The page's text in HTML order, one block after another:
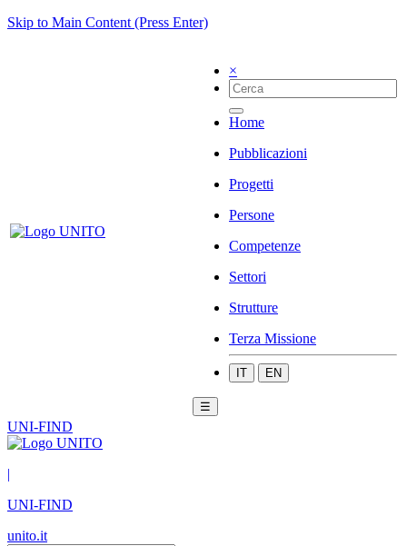
Skip to Main Content (Press Enter)
×
Home
Pubblicazioni
Progetti
Persone
Competenze
Settori
Strutture
Terza Missione
IT EN
☰
UNI-FIND
|
UNI-FIND
unito.it